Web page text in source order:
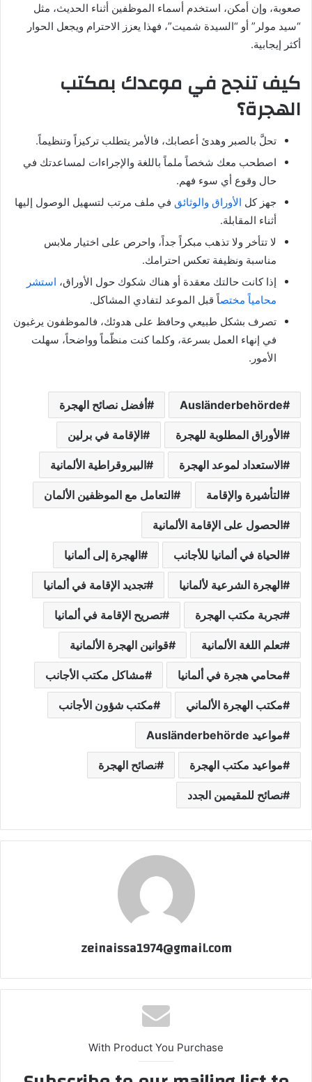
صعوبة، وإن أمكن، استخدم أسماء الموظفين أثناء الحديث، مثل
“سيد مولر” أو “السيدة شميت”، فهذا يعزز الاحترام ويجعل الحوار
أكثر إيجابية.
كيف تنجح في موعدك بمكتب
الهجرة؟
تحلَّ بالصبر وهدئ أعصابك، فالأمر يتطلب تركيزاً وتنظيماً.
اصطحب معك شخصاً ملماً باللغة والإجراءات لمساعدتك في
حال وقوع أي سوء فهم.
جهز كل الأوراق والوثائق في ملف مرتب لتسهيل الوصول إليها
أثناء المقابلة.
لا تتأخر ولا تذهب مبكراً جداً، واحرص على اختيار ملابس
مناسبة ونظيفة تعكس احترامك.
إذا كانت حالتك معقدة أو هناك شكوك حول الأوراق، استشر
محامياً مختصاً قبل الموعد لتفادي المشاكل.
تصرف بشكل طبيعي وحافظ على هدوئك، فالموظفون يرغبون
في إنهاء العمل بسرعة، وكلما كنت منظّماً وواضحاً، سهلت
الأمور.
Ausländerbehörde أفضل نصائح الهجرة
الأوراق المطلوبة للهجرة الإقامة في برلين
الاستعداد لموعد الهجرة البيروقراطية الألمانية
التأشيرة والإقامة التعامل مع الموظفين الألمان
الحصول على الإقامة الألمانية
الحياة في ألمانيا للأجانب الهجرة إلى ألمانيا
الهجرة الشرعية لألمانيا تجديد الإقامة في ألمانيا
تجربة مكتب الهجرة تصريح الإقامة في ألمانيا
تعلم اللغة الألمانية قوانين الهجرة الألمانية
محامي هجرة في ألمانيا مشاكل مكتب الأجانب
مكتب الهجرة الألماني مكتب شؤون الأجانب
مواعيد Ausländerbehörde
مواعيد مكتب الهجرة نصائح الهجرة
نصائح للمقيمين الجدد
zeinaissa1974@gmail.com
With Product You Purchase